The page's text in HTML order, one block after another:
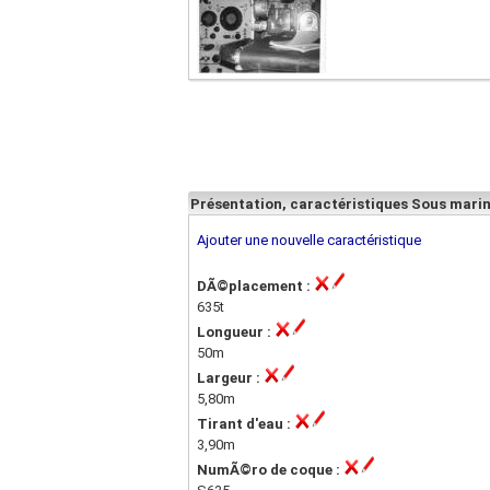
Présentation, caractéristiques Sous
Ajouter une nouvelle caractéristique
DÃ©placement :
635t
Longueur :
50m
Largeur :
5,80m
Tirant d'eau :
3,90m
NumÃ©ro de coque :